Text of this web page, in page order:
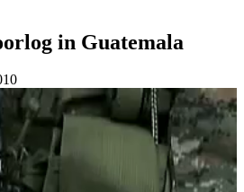
in Guatemala